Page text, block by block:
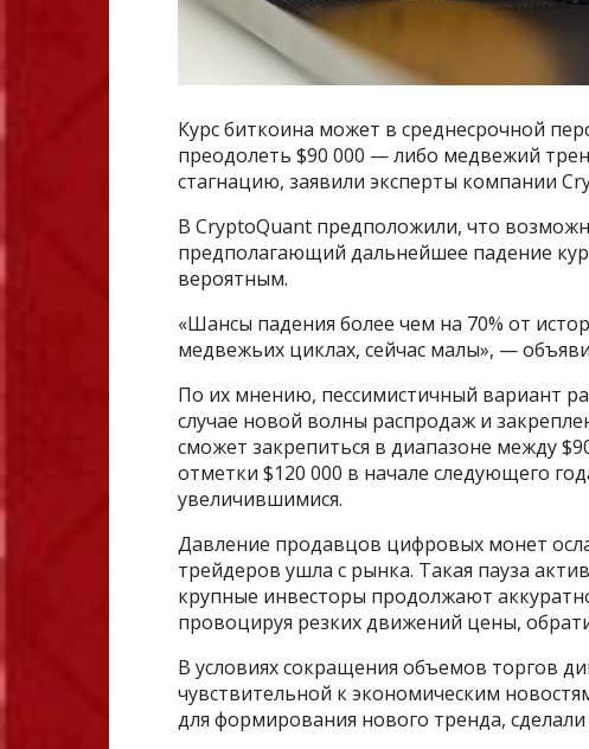
Курс биткоина может в среднесрочной
преодолеть $90 000 — либо медвежий
стагнацию, заявили эксперты компании
В CryptoQuant предположили, что
предполагающий дальнейшее падение
вероятным.
«Шансы падения более чем на 70% от
медвежьих циклах, сейчас малы», —
По их мнению, пессимистичный вариант
случае новой волны распродаж и
сможет закрепиться в диапазоне между
отметки $120 000 в начале следующего
увеличившимися.
Давление продавцов цифровых монет
трейдеров ушла с рынка. Такая пауза
крупные инвесторы продолжают
провоцируя резких движений цены,
В условиях сокращения объемов торгов
чувствительной к экономическим
для формирования нового тренда,